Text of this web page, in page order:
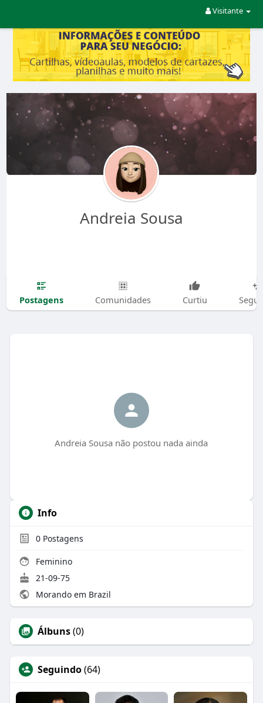
Visitante
Andreia Sousa
Postagens Comunidades Curtiu
Andreia Sousa não postou nada ainda
Info
0Postagens
Feminino
21-09-75
Morando em Brazil
Álbuns(0)
Seguindo(64)